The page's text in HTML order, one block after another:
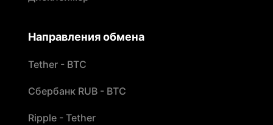
Направления обмена
Tether - BTC
Сбербанк RUB - BTC
Ripple - Tether